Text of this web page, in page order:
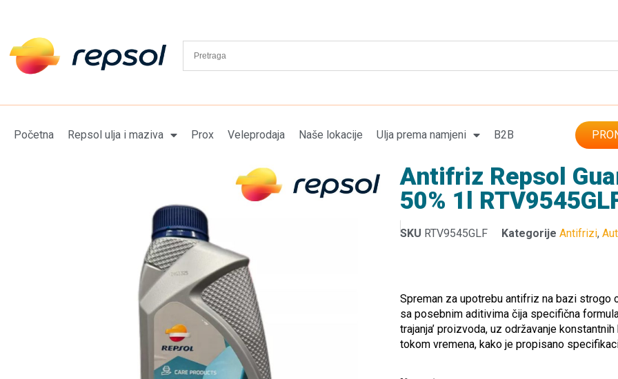
Početna Repsol ulja i maziva Prox Veleprodaja Naše lokacije Ulja prema namjeni B2B
Antifriz Repsol
50% 1l
SKU RTV9545GLF Kategorije Antifrizi,
Spreman za upotrebu antifriz na bazi strogo
sa posebnim aditivima čija specifična
trajanja’ proizvoda, uz održavanje
tokom vremena, kako je propisano